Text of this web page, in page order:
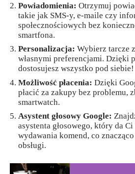
Powiadomienia: Otrzymuj
takie jak SMS-y, e-maile czy
społecznościowych bez
smartfona.
Personalizacja: Wybierz tarcze
własnymi preferencjami. Dzięki
dostosujesz wszystko pod siebie!
Możliwość płacenia: Dzięki
płacić za zakupy bez problemu,
smartwatch.
Asystent głosowy Google:
asystenta głosowego, który da
wydawania komend, co
obsługi.